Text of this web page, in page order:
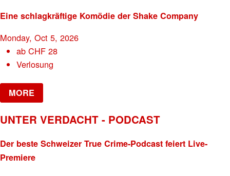
Eine schlagkräftige Komödie der Shake Company
Monday, Oct 5, 2026
abCHF 28
Verlosung
MORE
UNTER VERDACHT - PODCAST
Der beste Schweizer True Crime-Podcast feiert Live-
Premiere